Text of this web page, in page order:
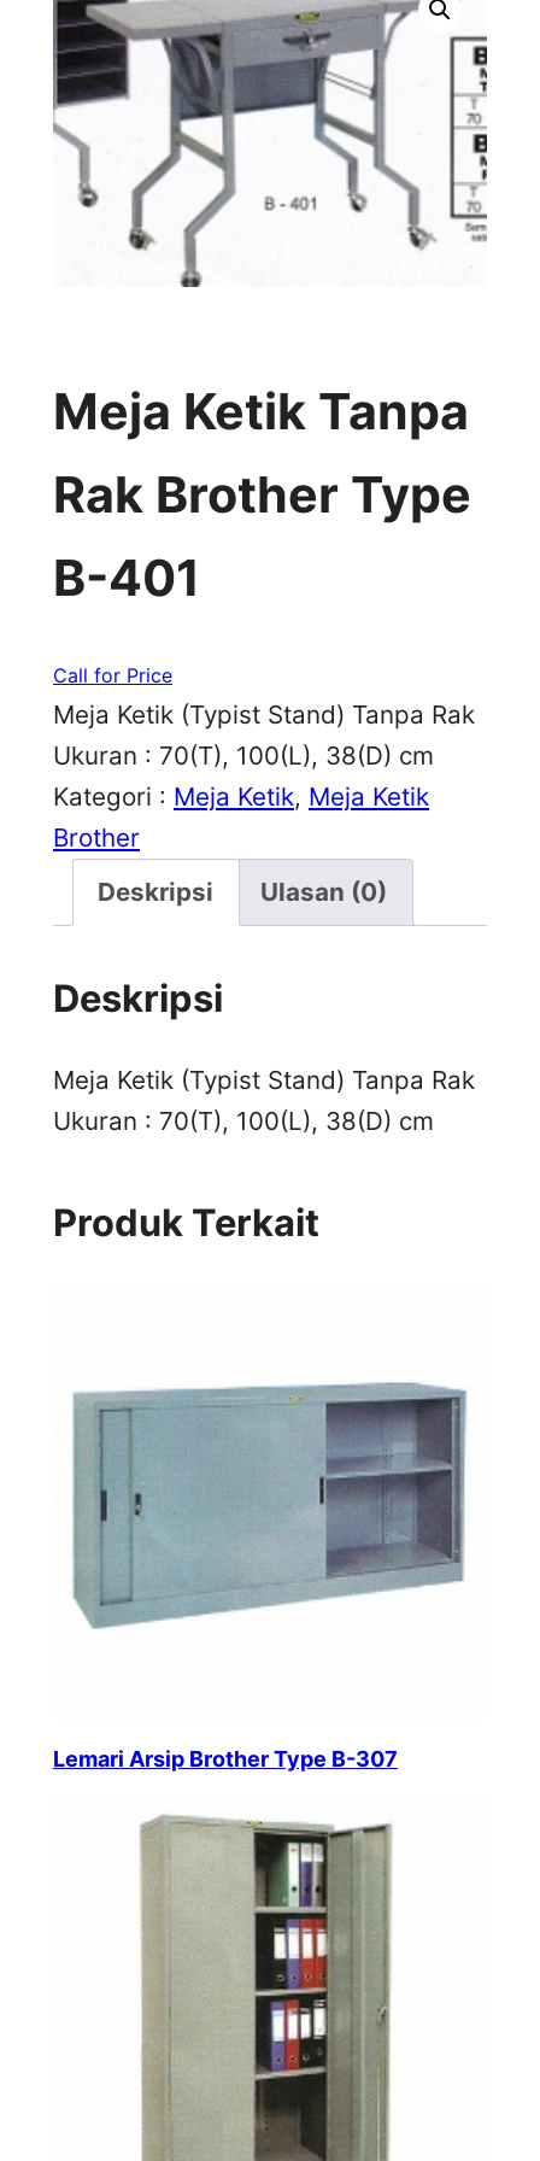
Meja Ketik Tanpa
Rak Brother Type
B-401
Call for Price
Meja Ketik (Typist Stand) Tanpa Rak
Ukuran : 70(T), 100(L), 38(D) cm
Kategori : Meja Ketik, Meja Ketik
Brother
Deskripsi
Ulasan (0)
Deskripsi
Meja Ketik (Typist Stand) Tanpa Rak
Ukuran : 70(T), 100(L), 38(D) cm
Produk Terkait
Lemari Arsip Brother Type B-307